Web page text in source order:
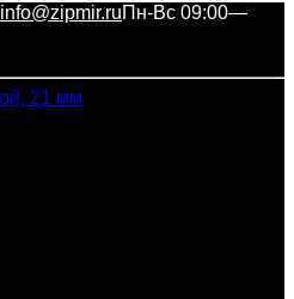
info@zipmir.ruПн-Вс 09:00—